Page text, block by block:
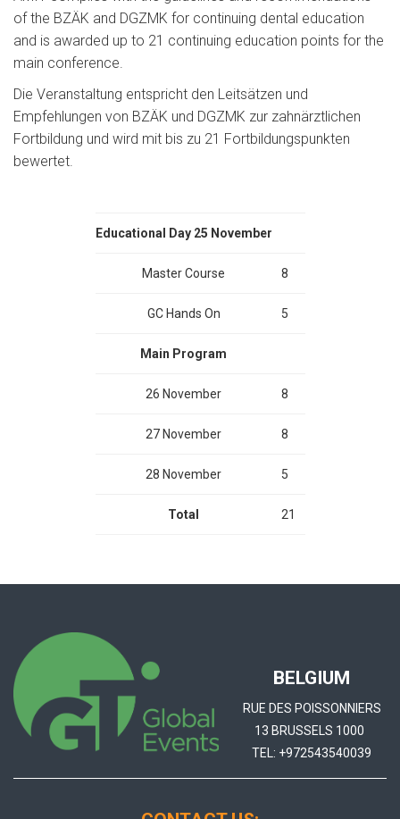
of the BZÄK and DGZMK for continuing dental education
and is awarded up to 21 continuing education points for the
main conference.
Die Veranstaltung entspricht den Leitsätzen und
Empfehlungen von BZÄK und DGZMK zur zahnärztlichen
Fortbildung und wird mit bis zu 21 Fortbildungspunkten
bewertet.
Educational Day 25 November
Master Course 8
GC Hands On 5
Main Program
26 November 8
27 November 8
28 November 5
Total 21
BELGIUM
RUE DES POISSONNIERS
13 BRUSSELS 1000
TEL: +972543540039